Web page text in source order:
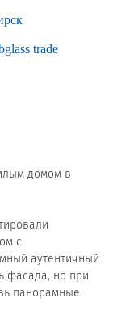
домом в
с
аутентичный
фасада, но при
панорамные
trade